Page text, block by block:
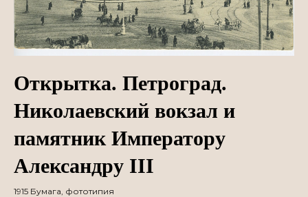
Открытка. Петроград.
Николаевский вокзал и
памятник Императору
Александру III
1915 Бумага, фототипия